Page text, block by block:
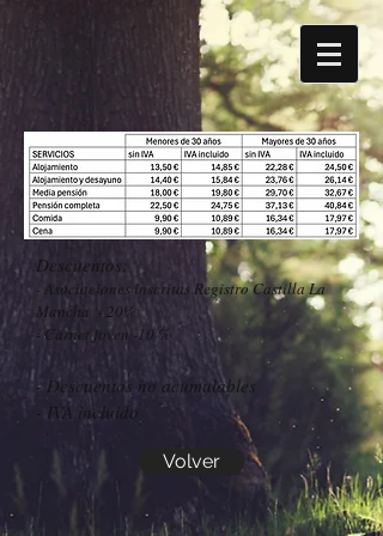
Descuentos:
- Asociaciones inscritas Registro Castilla La
Mancha - 20%
- Carnet joven -10 %
- Descuentos no acumulables
- IVA incluido
Volver